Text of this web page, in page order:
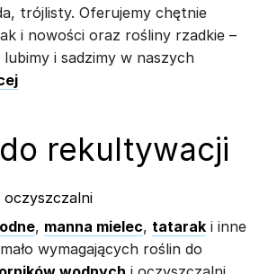
trójlisty. Oferujemy chętnie
i nowości oraz rośliny rzadkie –
i sadzimy w naszych
rekultywacji
, manna mielec, tatarak i inne
wymagających roślin do